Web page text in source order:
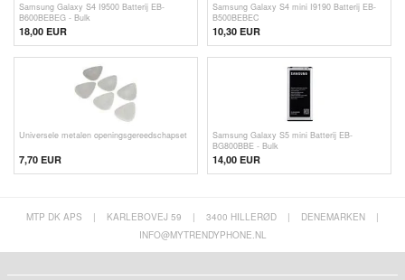
Samsung Galaxy S4 I9500 Batterij EB-
B600BEBEG - Bulk
18,00 EUR
Samsung Galaxy S4 mini I9190 Batterij EB-
B500BEBEC
10,30 EUR
Universele metalen openingsgereedschapset
7,70 EUR
Samsung Galaxy S5 mini Batterij EB-
BG800BBE - Bulk
14,00 EUR
MTP DK APS | KARLEBOVEJ 59 | 3400 HILLERØD | DENEMARKEN
|
INFO@MYTRENDYPHONE.NL